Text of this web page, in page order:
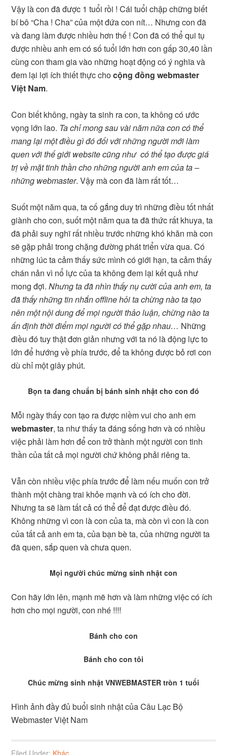
Vậy là con đã được 1 tuổi rồi ! Cái tuổi chập chững biết
bí bô “Cha ! Cha” của một đứa con nít… Nhưng con đã
và đang làm được nhiều hơn thế ! Con đã có thể qui tụ
được nhiều anh em có số tuổi lớn hơn con gấp 30,40 lần
cùng con tham gia vào những hoạt động có ý nghĩa và
đem lại lợi ích thiết thực chocộng đồng webmaster
Việt Nam.
Con biết không, ngày ta sinh ra con, ta không có ước
vọng lớn lao. Ta chỉ mong sau vài năm nữa con có thể
mang lại một điều gì đó đối với những người mới làm
quen với thế giới website cũng như có thể tạo được giá
trị về mặt tinh thần cho những người anh em của ta –
những webmaster. Vậy mà con đã làm rất tốt…
Suốt một năm qua, ta cố gắng duy trì những điều tốt nhất
giành cho con, suốt một năm qua ta đã thức rất khuya, ta
đã phải suy nghĩ rất nhiều trước những khó khăn mà con
sẽ gặp phải trong chặng đường phát triển vừa qua. Có
những lúc ta cảm thấy sức mình có giới hạn, ta cảm thấy
chán nản vì nổ lực của ta không đem lại kết quả như
mong đợi.Nhưng ta đã nhìn thấy nụ cười của anh em, ta
đã thấy những tin nhắn offline hỏi ta chừng nào ta tạo
nên một nội dung để mọi người thảo luận, chừng nào ta
ấn định thời điểm mọi người có thể gặp nhau… Những
điều đó tuy thật đơn giản nhưng với ta nó là động lực to
lớn để hướng về phía trước, để ta không được bỏ rơi con
dù chỉ một giây phút.
Bọn ta đang chuẩn bị bánh sinh nhật cho con đó
Mỗi ngày thấy con tạo ra được niềm vui cho anh em
webmaster, ta như thấy ta đáng sống hơn và có nhiều
việc phải làm hơn để con trở thành một người con tinh
thần của tất cả mọi người chứ không phải riêng ta.
Vẫn còn nhiều việc phía trước để làm nếu muốn con trở
thành một chàng trai khỏe mạnh và có ích cho đời.
Nhưng ta sẽ làm tất cả có thể để đạt được điều đó.
Không những vì con là con của ta, mà còn vì con là con
của tất cả anh em ta, của bạn bè ta, của những người ta
đã quen, sắp quen và chưa quen.
Mọi người chúc mừng sinh nhật con
Con hãy lớn lên, mạnh mẽ hơn và làm những việc có ích
hơn cho mọi người, con nhé !!!!
Bánh cho con
Bánh cho con tôi
Chúc mừng sinh nhật VNWEBMASTER tròn 1 tuổi
Hình ảnh đầy đủ buổi sinh nhật của Câu Lạc Bộ
Webmaster Việt Nam
Filed Under: Khác